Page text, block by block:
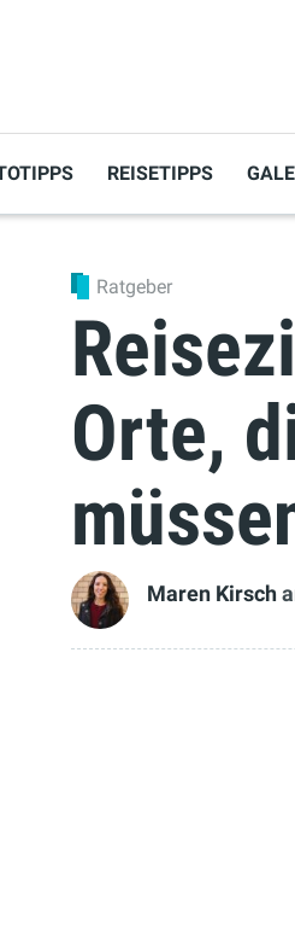
REISETIPPS
Ratgeber
Orte,
Maren Kirsch